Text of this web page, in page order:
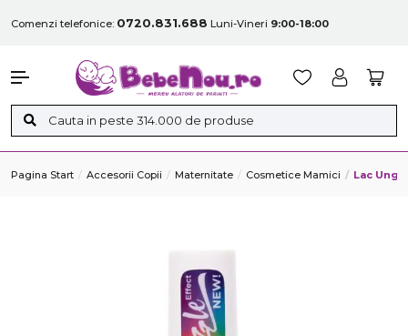
Comenzi telefonice: 0720.831.688 Luni-Vineri 9:00-18:00
Pagina Start Accesorii Copii Maternitate Cosmetice Mamici Lac